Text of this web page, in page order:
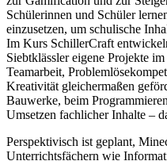
Schülerinnen und Schüler
einzusetzen, um schulische
Im Kurs SchillerCraft
Siebtklässler eigene Projekte
Teamarbeit,
Kreativität gleichermaßen
Bauwerke, beim
Umsetzen fachlicher Inhalte –
Perspektivisch ist geplant,
Unterrichtsfächern wie